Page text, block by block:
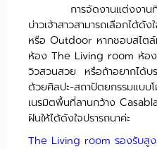
การจัดงานแต่งงา
บ่าวเจ้าสาวสามารถเลือกได้ดั
หรือ Outdoor หากชอบสไต
ห้อง The Living room ห้อง
วิวสวนสวย หรือถ้าอยากได้บ
ด้วยศิลปะ-สถาปัตยกรรมแบบ
เนรมิตพื้นที่ลานกว้าง
ฝันให้ได้ดังใจปรารถนาค่ะ
The Living room รองรับสู